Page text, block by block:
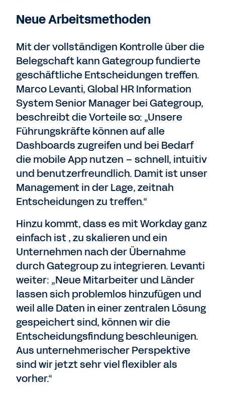
Neue Arbeitsmethoden
Mit der vollständigen Kontrolle über die
Belegschaft kann Gategroup fundierte
geschäftliche Entscheidungen treffen.
Marco Levanti, Global HR Information
System Senior Manager bei Gategroup,
beschreibt die Vorteile so: „Unsere
Führungskräfte können auf alle
Dashboards zugreifen und bei Bedarf
die mobile App nutzen – schnell, intuitiv
und benutzerfreundlich. Damit ist unser
Management in der Lage, zeitnah
Entscheidungen zu treffen.“
Hinzu kommt, dass es mit Workday ganz
einfach ist , zu skalieren und ein
Unternehmen nach der Übernahme
durch Gategroup zu integrieren. Levanti
weiter: „Neue Mitarbeiter und Länder
lassen sich problemlos hinzufügen und
weil alle Daten in einer zentralen Lösung
gespeichert sind, können wir die
Entscheidungsfindung beschleunigen.
Aus unternehmerischer Perspektive
sind wir jetzt sehr viel flexibler als
vorher.“